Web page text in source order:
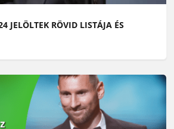
JELÖLTEK RÖVID LISTÁJA ÉS